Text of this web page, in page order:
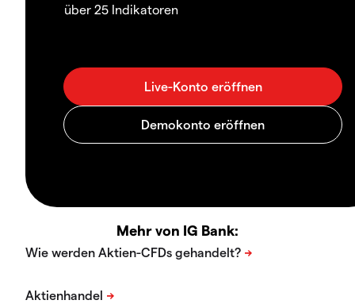
über 25 Indikatoren
Mehr von IG Bank: